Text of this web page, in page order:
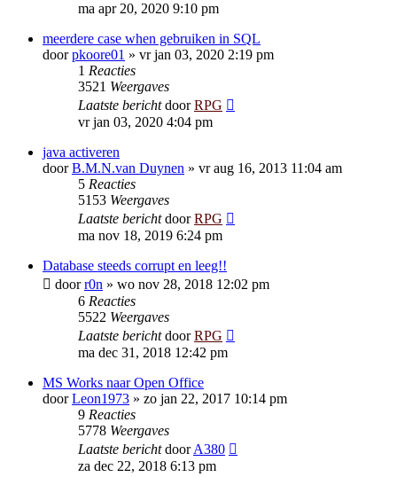
ma apr 20, 2020 9:10 pm
meerdere case when gebruiken in SQL
doorpkoore01 » vr jan 03, 2020 2:19 pm
1 Reacties
3521 Weergaves
Laatste berichtdoorRPG
vr jan 03, 2020 4:04 pm
java activeren
doorB.M.N.van Duynen » vr aug 16, 2013 11:04 am
5 Reacties
5153 Weergaves
Laatste berichtdoorRPG
ma nov 18, 2019 6:24 pm
Database steeds corrupt en leeg!!
doorr0n » wo nov 28, 2018 12:02 pm
6 Reacties
5522 Weergaves
Laatste berichtdoorRPG
ma dec 31, 2018 12:42 pm
MS Works naar Open Office
doorLeon1973 » zo jan 22, 2017 10:14 pm
9 Reacties
5778 Weergaves
Laatste berichtdoorA380
za dec 22, 2018 6:13 pm